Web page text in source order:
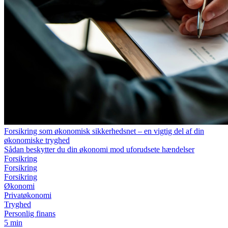
Forsikring som økonomisk sikkerhedsnet – en vigtig del af din
økonomiske tryghed
Sådan beskytter du din økonomi mod uforudsete hændelser
Forsikring
Forsikring
Forsikring
Økonomi
Privatøkonomi
Tryghed
Personlig finans
5 min